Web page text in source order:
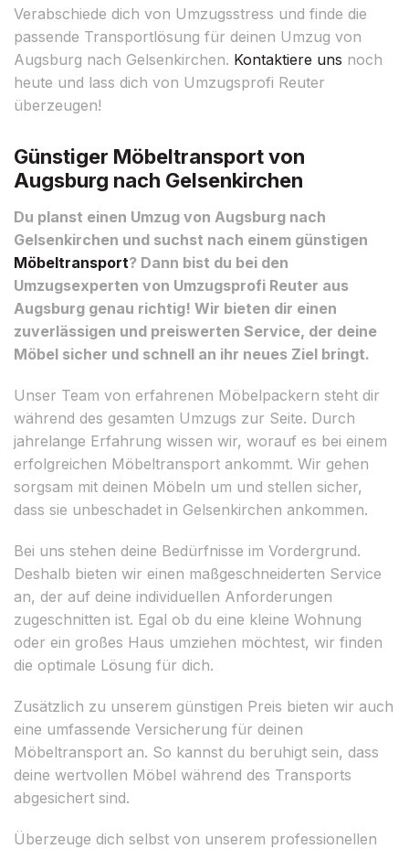
Verabschiede dich von Umzugsstress und finde die
passende Transportlösung für deinen Umzug von
Augsburg nach Gelsenkirchen. Kontaktiere uns noch
heute und lass dich von Umzugsprofi Reuter
überzeugen!
Günstiger Möbeltransport von
Augsburg nach Gelsenkirchen
Du planst einen Umzug von Augsburg nach
Gelsenkirchen und suchst nach einem günstigen
Möbeltransport? Dann bist du bei den
Umzugsexperten von Umzugsprofi Reuter aus
Augsburg genau richtig! Wir bieten dir einen
zuverlässigen und preiswerten Service, der deine
Möbel sicher und schnell an ihr neues Ziel bringt.
Unser Team von erfahrenen Möbelpackern steht dir
während des gesamten Umzugs zur Seite. Durch
jahrelange Erfahrung wissen wir, worauf es bei einem
erfolgreichen Möbeltransport ankommt. Wir gehen
sorgsam mit deinen Möbeln um und stellen sicher,
dass sie unbeschadet in Gelsenkirchen ankommen.
Bei uns stehen deine Bedürfnisse im Vordergrund.
Deshalb bieten wir einen maßgeschneiderten Service
an, der auf deine individuellen Anforderungen
zugeschnitten ist. Egal ob du eine kleine Wohnung
oder ein großes Haus umziehen möchtest, wir finden
die optimale Lösung für dich.
Zusätzlich zu unserem günstigen Preis bieten wir auch
eine umfassende Versicherung für deinen
Möbeltransport an. So kannst du beruhigt sein, dass
deine wertvollen Möbel während des Transports
abgesichert sind.
Überzeuge dich selbst von unserem professionellen